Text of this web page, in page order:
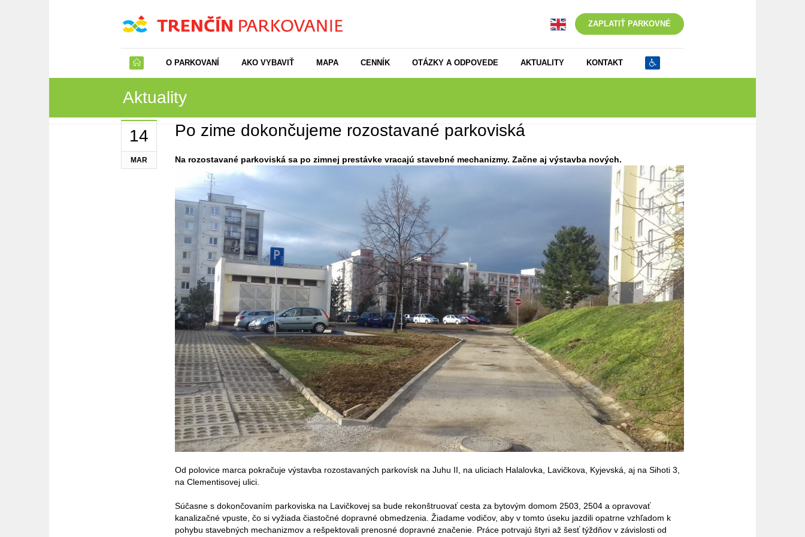
ZAPLATIŤ PARKOVNÉ
O PARKOVANÍ AKO VYBAVIŤ MAPA CENNÍK OTÁZKY A ODPOVEDE AKTUALITY KONTAKT
Aktuality
14
MAR
Po zime dokončujeme rozostavané parkoviská
Na rozostavané parkoviská sa po zimnej prestávke vracajú stavebné mechanizmy. Začne aj výstavba nových.
Od polovice marca pokračuje výstavba rozostavaných parkovísk na Juhu II, na uliciach Halalovka, Lavičkova, Kyjevská, aj na Sihoti 3,
na Clementisovej ulici.
Súčasne s dokončovaním parkoviska na Lavičkovej sa bude rekonštruovať cesta za bytovým domom 2503, 2504 a opravovať
kanalizačné vpuste, čo si vyžiada čiastočné dopravné obmedzenia. Žiadame vodičov, aby v tomto úseku jazdili opatrne vzhľadom k
pohybu stavebných mechanizmov a rešpektovali prenosné dopravné značenie. Práce potrvajú štyri až šesť týždňov v závislosti od